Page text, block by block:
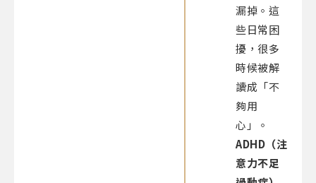
漏掉。這
些日常困
擾，很多
時候被解
讀成「不
夠用
心」。
ADHD（注
意力不足